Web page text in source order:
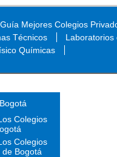
Guía Mejores Colegios
Técnicos Laboratorios
Químicas
Colegios
Colegios
de Bogotá